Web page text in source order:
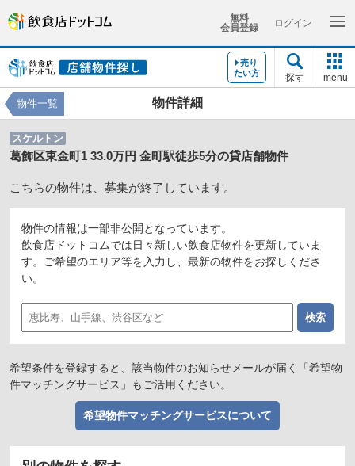
無料
会員登録
ログイン
売り
たい方
探す menu
物件詳細
物件一覧
スケルトン
葛飾区東金町1 33.0万円 金町駅徒歩5分の貸店舗物件
こちらの物件は、募集が終了しています。
物件の情報は一部非公開となっています。
飲食店ドットコムでは日々新しい飲食店物件を更新していま
す。ご希望のエリア等を入力し、最新の物件をお探しくださ
い。
希望条件を登録すると、該当物件のお知らせメールが届く「希望物
件マッチングサービス」もご活用ください。
希望物件マッチングサービスについて